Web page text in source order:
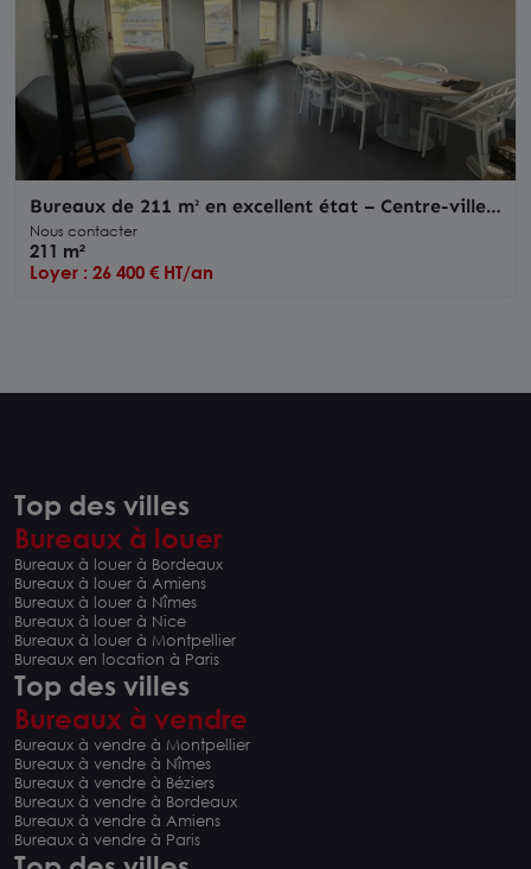
Bureaux de 211 m² en excellent état – Centre-ville
de Poitiers, proche de la gare
Nous contacter
211 m²
Loyer : 26 400 € HT/an
Top des villes
Bureaux à louer
Bureaux à louer à Bordeaux
Bureaux à louer à Amiens
Bureaux à louer à Nîmes
Bureaux à louer à Nice
Bureaux à louer à Montpellier
Bureaux en location à Paris
Top des villes
Bureaux à vendre
Bureaux à vendre à Montpellier
Bureaux à vendre à Nîmes
Bureaux à vendre à Béziers
Bureaux à vendre à Bordeaux
Bureaux à vendre à Amiens
Bureaux à vendre à Paris